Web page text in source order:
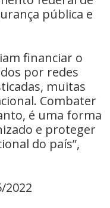
pública e
financiar o
por redes
muitas
Combater
é uma forma
e proteger
do país”,
2022